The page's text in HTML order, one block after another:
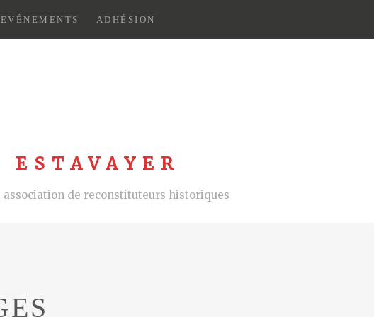
EVÉNEMENTS ADHÉSION
association de reconstituteurs historiques